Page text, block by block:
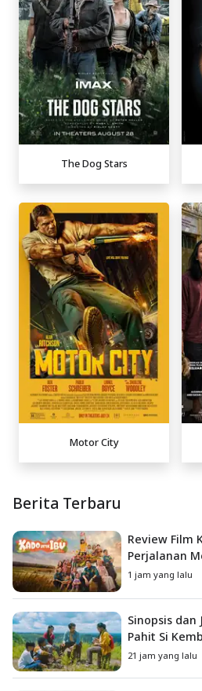
The Dog Stars
Motor City
Berita Terbaru
Review Film
Perjalanan
Mengajarkan
1 jam yang lalu
Sinopsis dan
Pahit Si
Hilangnya
21 jam yang lalu